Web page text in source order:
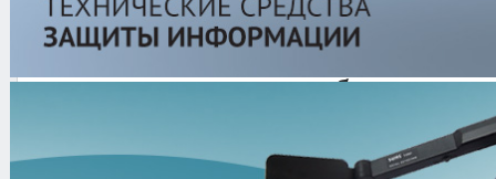
Группа Компаний "СпеТех"
рынке систем безопасности –
долгосрочная аренда
Оборудование предлагаемое в